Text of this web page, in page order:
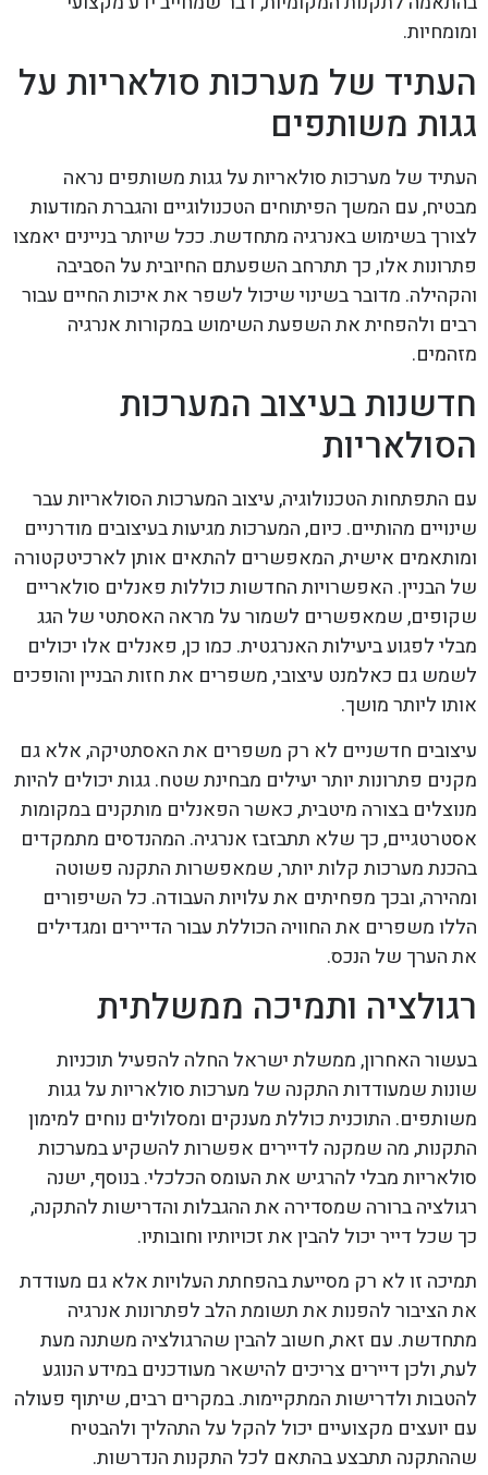
ומומחיות.
העתיד של מערכות סולאריות על
גגות משותפים
העתיד של מערכות סולאריות על גגות משותפים נראה
מבטיח, עם המשך הפיתוחים הטכנולוגיים והגברת המודעות
לצורך בשימוש באנרגיה מתחדשת. ככל שיותר בניינים יאמצו
פתרונות אלו, כך תתרחב השפעתם החיובית על הסביבה
והקהילה. מדובר בשינוי שיכול לשפר את איכות החיים עבור
רבים ולהפחית את השפעת השימוש במקורות אנרגיה
מזהמים.
חדשנות בעיצוב המערכות
הסולאריות
עם התפתחות הטכנולוגיה, עיצוב המערכות הסולאריות עבר
שינויים מהותיים. כיום, המערכות מגיעות בעיצובים מודרניים
ומותאמים אישית, המאפשרים להתאים אותן לארכיטקטורה
של הבניין. האפשרויות החדשות כוללות פאנלים סולאריים
שקופים, שמאפשרים לשמור על מראה האסתטי של הגג
מבלי לפגוע ביעילות האנרגטית. כמו כן, פאנלים אלו יכולים
לשמש גם כאלמנט עיצובי, משפרים את חזות הבניין והופכים
אותו ליותר מושך.
עיצובים חדשניים לא רק משפרים את האסתטיקה, אלא גם
מקנים פתרונות יותר יעילים מבחינת שטח. גגות יכולים להיות
מנוצלים בצורה מיטבית, כאשר הפאנלים מותקנים במקומות
אסטרטגיים, כך שלא תתבזבז אנרגיה. המהנדסים מתמקדים
בהכנת מערכות קלות יותר, שמאפשרות התקנה פשוטה
ומהירה, ובכך מפחיתים את עלויות העבודה. כל השיפורים
הללו משפרים את החוויה הכוללת עבור הדיירים ומגדילים
את הערך של הנכס.
רגולציה ותמיכה ממשלתית
בעשור האחרון, ממשלת ישראל החלה להפעיל תוכניות
שונות שמעודדות התקנה של מערכות סולאריות על גגות
משותפים. התוכנית כוללת מענקים ומסלולים נוחים למימון
התקנות, מה שמקנה לדיירים אפשרות להשקיע במערכות
סולאריות מבלי להרגיש את העומס הכלכלי. בנוסף, ישנה
רגולציה ברורה שמסדירה את ההגבלות והדרישות להתקנה,
כך שכל דייר יכול להבין את זכויותיו וחובותיו.
תמיכה זו לא רק מסייעת בהפחתת העלויות אלא גם מעודדת
את הציבור להפנות את תשומת הלב לפתרונות אנרגיה
מתחדשת. עם זאת, חשוב להבין שהרגולציה משתנה מעת
לעת, ולכן דיירים צריכים להישאר מעודכנים במידע הנוגע
להטבות ולדרישות המתקיימות. במקרים רבים, שיתוף פעולה
עם יועצים מקצועיים יכול להקל על התהליך ולהבטיח
שההתקנה תתבצע בהתאם לכל התקנות הנדרשות.